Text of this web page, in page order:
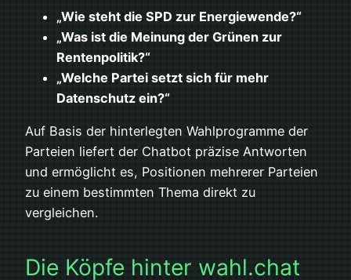
„Wie steht die SPD zur Energiewende?“
„Was ist die Meinung der Grünen zur
Rentenpolitik?“
„Welche Partei setzt sich für mehr
Datenschutz ein?“
Auf Basis der hinterlegten Wahlprogramme der
Parteien liefert der Chatbot präzise Antworten
und ermöglicht es, Positionen mehrerer Parteien
zu einem bestimmten Thema direkt zu
vergleichen.
Die Köpfe hinter wahl.chat